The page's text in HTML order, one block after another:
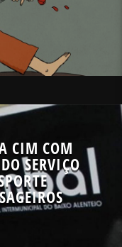
CIM COM
SERVIÇO